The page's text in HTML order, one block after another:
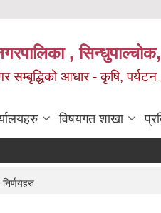
,
सम्बृद्धिको आधार - कृषि, पर्यटन
विषयगत शाखा